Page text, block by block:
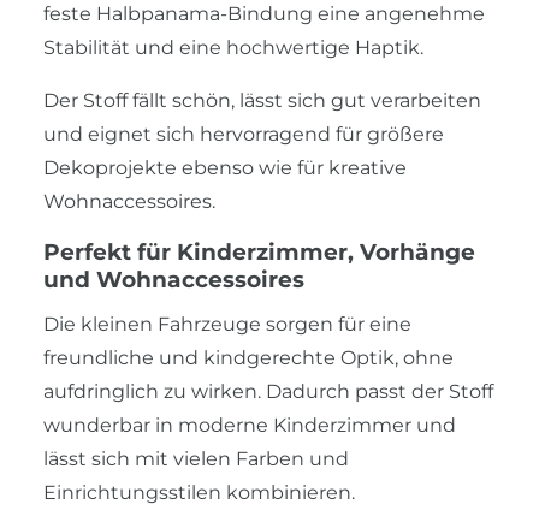
feste Halbpanama-Bindung eine angenehme
Stabilität und eine hochwertige Haptik.
Der Stoff fällt schön, lässt sich gut verarbeiten
und eignet sich hervorragend für größere
Dekoprojekte ebenso wie für kreative
Wohnaccessoires.
Perfekt für Kinderzimmer, Vorhänge
und Wohnaccessoires
Die kleinen Fahrzeuge sorgen für eine
freundliche und kindgerechte Optik, ohne
aufdringlich zu wirken. Dadurch passt der Stoff
wunderbar in moderne Kinderzimmer und
lässt sich mit vielen Farben und
Einrichtungsstilen kombinieren.